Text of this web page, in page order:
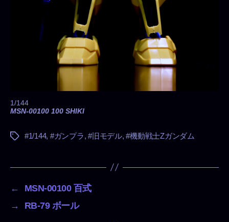
1/144
MSN-00100 100 SHIKI
タ
#1/144, #ガンプラ,#旧モデル,#機動戦士Zガンダム
←
MSN-00100 百式
→
RB-79 ボール